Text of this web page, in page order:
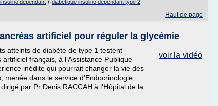
dependant diabetique insulino dependant type 2
Haut de page
artificiel pour réguler la glycémie
voir la vidéo
atteints de diabète de type 1 testent
français, à l’Assistance Publique –
inédite qui pourrait changer la vie des
dans le service d’Endocrinologie,
par Pr Denis RACCAH à l’Hôpital de la